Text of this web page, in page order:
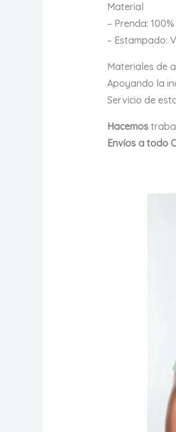
Material
– Prenda:
– Estampado:
Materiales de
Apoyando la
Servicio de
Hacemos
Envíos a todo